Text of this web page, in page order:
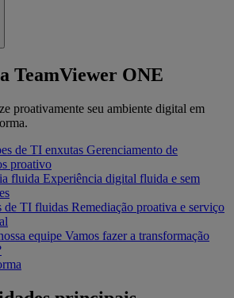
TeamViewer ONE
proativamente seu ambiente digital em
de TI enxutas Gerenciamento de
proativo
fluida Experiência digital fluida e sem
de TI fluidas Remediação proativa e serviço
equipe Vamos fazer a transformação